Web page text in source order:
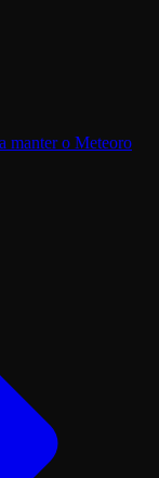
manter o Meteoro